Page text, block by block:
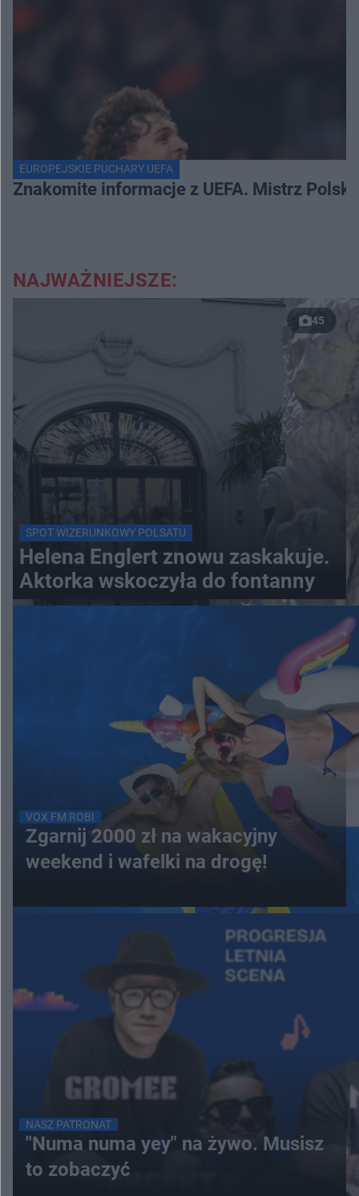
EUROPEJSKIE PUCHARY UEFA
Znakomite informacje z UEFA. Mistrz
NAJWAŻNIEJSZE:
45
SPOT WIZERUNKOWY POLSATU
Helena Englert znowu zaskakuje.
Aktorka wskoczyła do fontanny
VOX FM ROBI
Zgarnij 2000 zł na wakacyjny
weekend i wafelki na drogę!
NASZ PATRONAT
"Numa numa yey" na żywo. Musisz
to zobaczyć